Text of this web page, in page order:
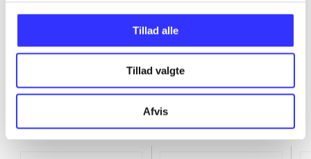
Tillad alle
Tillad valgte
Afvis
...